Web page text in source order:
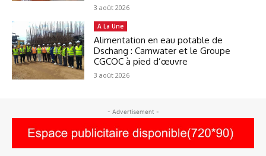
3 août 2026
A La Une
Alimentation en eau potable de
Dschang : Camwater et le Groupe
CGCOC à pied d’œuvre
3 août 2026
- Advertisement -